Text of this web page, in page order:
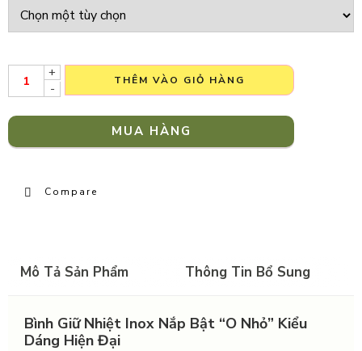
+
-
THÊM VÀO GIỎ HÀNG
MUA HÀNG
Compare
Mô Tả Sản Phẩm Thông Tin Bổ Sung
Bình Giữ Nhiệt Inox Nắp Bật “O Nhỏ” Kiểu
Dáng Hiện Đại